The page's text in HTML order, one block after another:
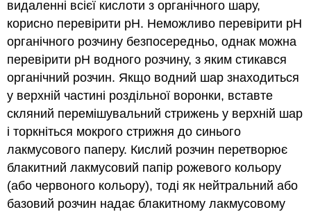
видаленні всієї кислоти з органічного шару,
корисно перевірити рН. Неможливо перевірити рН
органічного розчину безпосередньо, однак можна
перевірити рН водного розчину, з яким стикався
органічний розчин. Якщо водний шар знаходиться
у верхній частині роздільної воронки, вставте
скляний перемішувальний стрижень у верхній шар
і торкніться мокрого стрижня до синього
лакмусового паперу. Кислий розчин перетворює
блакитний лакмусовий папір рожевого кольору
(або червоного кольору), тоді як нейтральний або
базовий розчин надає блакитному лакмусовому